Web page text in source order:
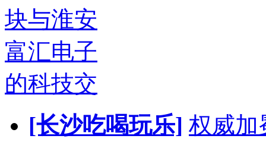
块与淮安
富汇电子
的科技交
[长沙吃喝玩乐] 权威加